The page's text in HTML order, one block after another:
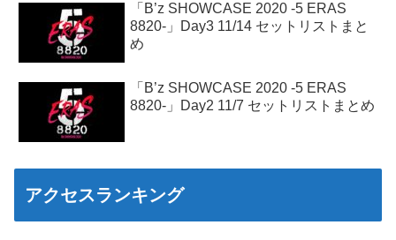
「B’z SHOWCASE 2020 -5 ERAS
8820-」Day3 11/14 セットリストまと
め
「B’z SHOWCASE 2020 -5 ERAS
8820-」Day2 11/7 セットリストまとめ
アクセスランキング